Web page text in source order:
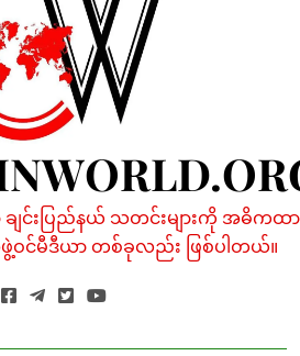
ချင်းပြည်နယ် သတင်းများကို အဓိကထာ
ဝင်မီဒီယာ တစ်ခုလည်း ဖြစ်ပါတယ်။